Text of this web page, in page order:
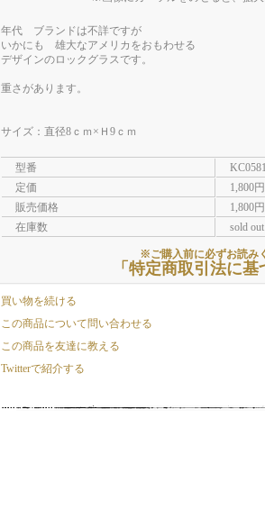
年代 ブランドは不詳ですが
いかにも 雄大なアメリカをおもわせる
デザインのロックグラスです。
重さがあります。
サイズ：直径8ｃｍ×Ｈ9ｃｍ
型番
KC0581
定価
1,800
販売価格
1,800
在庫数
sold out
※ご購入前に必ずお読み
「特定商取引法に基
買い物を続ける
この商品について問い合わせる
この商品を友達に教える
Twitterで紹介する